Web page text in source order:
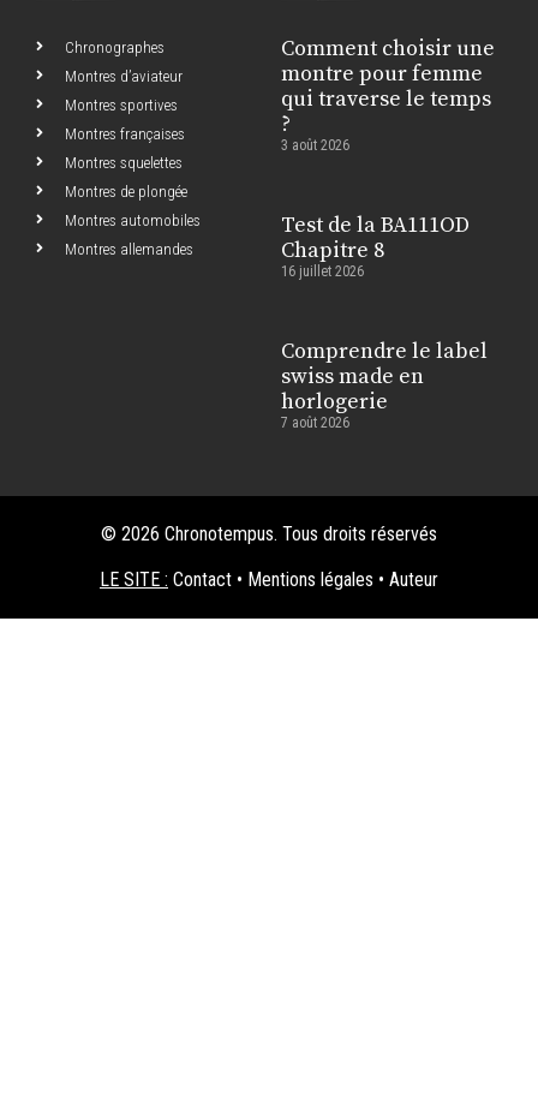
Chronographes
Montres d’aviateur
Montres sportives
Montres françaises
Montres squelettes
Montres de plongée
Montres automobiles
Montres allemandes
Comment choisir une
montre pour femme
qui traverse le temps
?
3 août 2026
Test de la BA111OD
Chapitre 8
16 juillet 2026
Comprendre le label
swiss made en
horlogerie
7 août 2026
© 2026 Chronotempus. Tous droits réservés
LE SITE : Contact • Mentions légales • Auteur